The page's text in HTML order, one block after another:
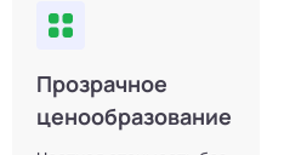
Прозрачное
ценообразование